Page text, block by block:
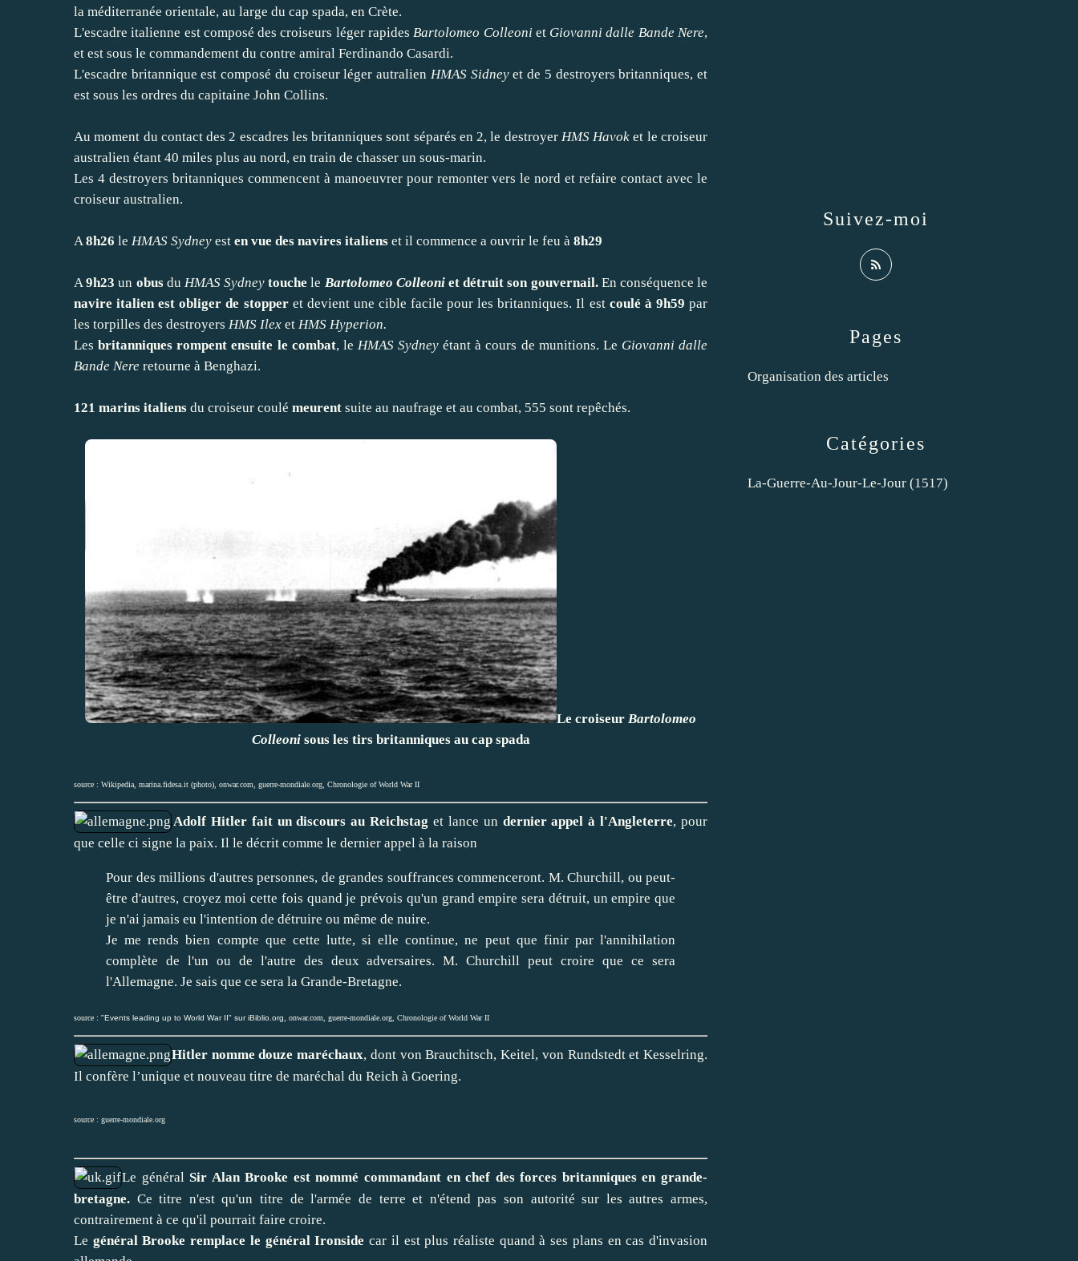
la méditerranée orientale, au large du cap spada, en Crète.
L'escadre italienne est composé des croiseurs léger rapides Bartolomeo Colleoni et Giovanni dalle Bande Nere,
et est sous le commandement du contre amiral Ferdinando Casardi.
L'escadre britannique est composé du croiseur léger autralien HMAS Sidneyet de 5 destroyers britanniques, et
est sous les ordres du capitaine John Collins.
Au moment du contact des 2 escadres les britanniques sont séparés en 2, le destroyer HMS Havok et le croiseur
australien étant 40 miles plus au nord, en train de chasser un sous-marin.
Les 4 destroyers britanniques commencent à manoeuvrer pour remonter vers le nord et refaire contact avec le
croiseur australien.
A 8h26 le HMAS Sydney est en vue des navires italiens et il commence a ouvrir le feu à 8h29
A9h23 un obusdu HMAS Sydney touche le Bartolomeo Colleoniet détruit son gouvernail.En conséquence le
navire italien est obliger de stopperet devient une cible facile pour les britanniques. Il est coulé à 9h59 par
les torpilles des destroyers HMS Ilex et HMS Hyperion.
Lesbritanniques rompent ensuite le combat, le HMAS Sydney étant à cours de munitions. Le Giovanni dalle
Bande Nere retourne à Benghazi.
121 marins italiens du croiseur coulé meurent suite au naufrage et au combat, 555 sont repêchés.
Le croiseur Bartolomeo
Colleonisous les tirs britanniques au cap spada
source : Wikipedia marina.fidesa.it (photo) onwar.com guerre-mondiale.org Chronologie of World War II
Adolf Hitler fait un discours au Reichstag et lance un dernier appel à l'Angleterre, pour
que celle ci signe la paix. Il le décrit comme le dernier appel à la raison
Pour des millions d'autres personnes, de grandes souffrances commenceront. M. Churchill, ou peut-
être d'autres, croyez moi cette fois quand je prévois qu'un grand empire sera détruit, un empire que
je n'ai jamais eu l'intention de détruire ou même de nuire.
Je me rends bien compte que cette lutte, si elle continue, ne peut que finir par l'annihilation
complète de l'un ou de l'autre des deux adversaires. M. Churchill peut croire que ce sera
l'Allemagne. Je sais que ce sera la Grande-Bretagne.
source : "Events leading up to World War II" sur iBiblio.org onwar.com guerre-mondiale.org Chronologie of World War II
Hitler nomme douze maréchaux, dont von Brauchitsch, Keitel, von Rundstedt et Kesselring.
Il confère l’unique et nouveau titre de maréchal du Reich à Goering.
source : guerre-mondiale.org
Le général Sir Alan Brooke est nommé commandant en chef des forces britanniques en grande-
bretagne. Ce titre n'est qu'un titre de l'armée de terre et n'étend pas son autorité sur les autres armes,
contrairement à ce qu'il pourrait faire croire.
Le général Brooke remplace le général Ironside car il est plus réaliste quand à ses plans en cas d'invasion
Catégories
La-Guerre-Au-Jour-Le-Jour (1517)
Pages
Organisation des articles
Suivez-moi